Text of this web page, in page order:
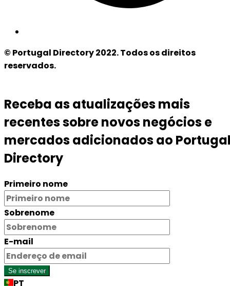
© Portugal Directory 2022. Todos os direitos
reservados.
Receba as atualizações mais
recentes sobre novos negócios e
mercados adicionados ao
Directory
Primeiro nome
Sobrenome
E-mail
Se inscrever
PT